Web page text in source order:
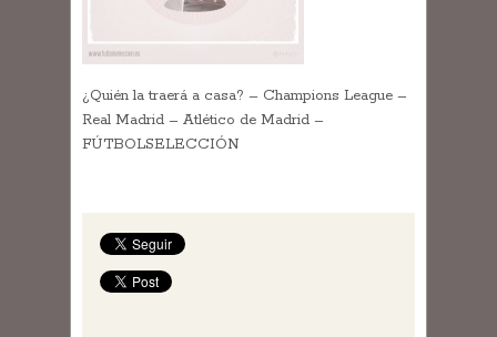
¿Quién la traerá a casa? – Champions League –
Real Madrid – Atlético de Madrid –
FÚTBOLSELECCIÓN